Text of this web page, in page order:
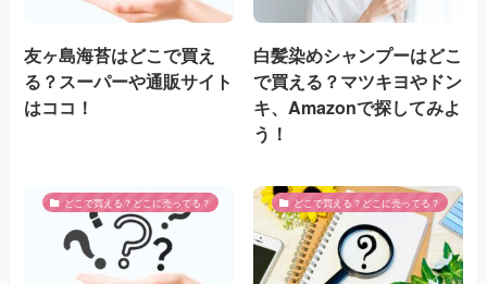
友ヶ島海苔はどこで買え
る？スーパーや通販サイト
はココ！
白髪染めシャンプーはどこ
で買える？マツキヨやドン
キ、Amazonで探してみよ
う！
どこで買える？どこに売ってる？ どこで買える？どこに売ってる？